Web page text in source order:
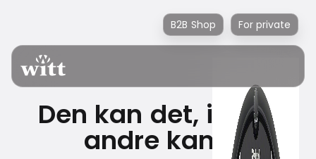
B2B Shop For private
Den kan det, ingen
andre kan…